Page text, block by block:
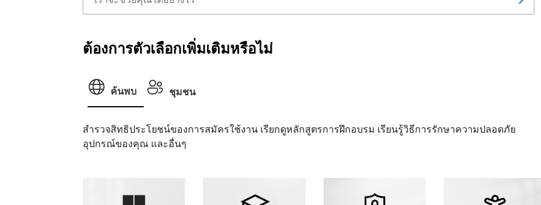
ต้องการตัวเลือกเพิ่มเติมหรือไม่
ค้นพบ ชุมชน
สํารวจสิทธิประโยชน์ของการสมัครใช้งาน เรียกดูหลักสูตรการฝึกอบรม เรียนรู้วิธีการรักษาความปลอดภัย
อุปกรณ์ของคุณ และอื่นๆ